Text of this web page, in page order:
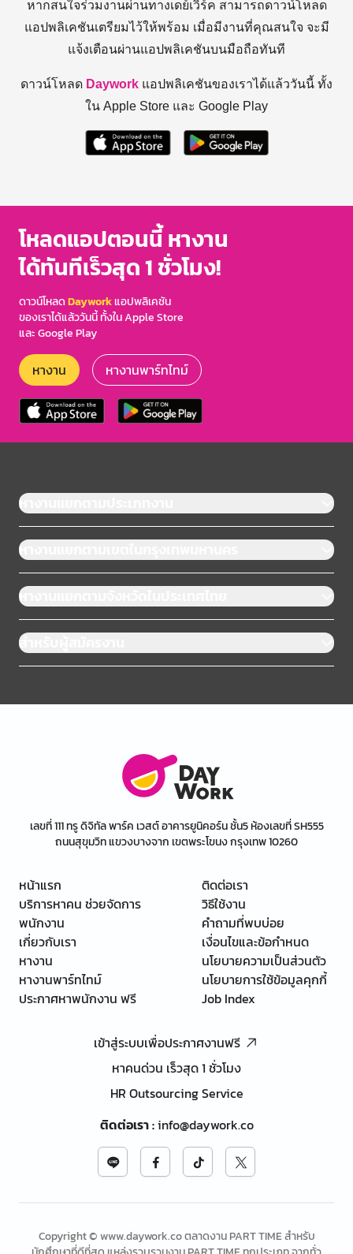
หากสนใจร่วมงานผ่านทางเดย์เวิร์ค สามารถดาวน์โหลด
แอปพลิเคชันเตรียมไว้ให้พร้อม เมื่อมีงานที่คุณสนใจ จะมี
แจ้งเตือนผ่านแอปพลิเคชันบนมือถือทันที
ดาวน์โหลด Daywork แอปพลิเคชันของเราได้แล้ววันนี้ ทั้ง
ใน Apple Store และ Google Play
โหลดแอปตอนนี้ หางาน
ได้ทันทีเร็วสุด 1 ชั่วโมง!
ดาวน์โหลดDayworkแอปพลิเคชัน
ของเราได้แล้ววันนี้ ทั้งใน Apple Store
และ Google Play
หางาน หางานพาร์ทไทม์
หางานแยกตามประเภทงาน
หางานแยกตามเขตในกรุงเทพมหานคร
หางานแยกตามจังหวัดในประเทศไทย
สำหรับผู้สมัครงาน
เลขที่ 111 ทรู ดิจิทัล พาร์ค เวสต์ อาคารยูนิคอร์น ชั้น5 ห้องเลขที่ SH555
ถนนสุขุมวิท แขวงบางจาก เขตพระโขนง กรุงเทพ 10260
หน้าแรก
บริการหาคน ช่วยจัดการ
พนักงาน
เกี่ยวกับเรา
หางาน
หางานพาร์ทไทม์
ประกาศหาพนักงาน ฟรี
ติดต่อเรา
วิธีใช้งาน
คำถามที่พบบ่อย
เงื่อนไขและข้อกำหนด
นโยบายความเป็นส่วนตัว
นโยบายการใช้ข้อมูลคุกกี้
Job Index
เข้าสู่ระบบเพื่อประกาศงานฟรี
หาคนด่วน เร็วสุด 1 ชั่วโมง
HR Outsourcing Service
ติดต่อเรา:info@daywork.co
Copyright © www.daywork.co ตลาดงาน PART TIME สำหรับ